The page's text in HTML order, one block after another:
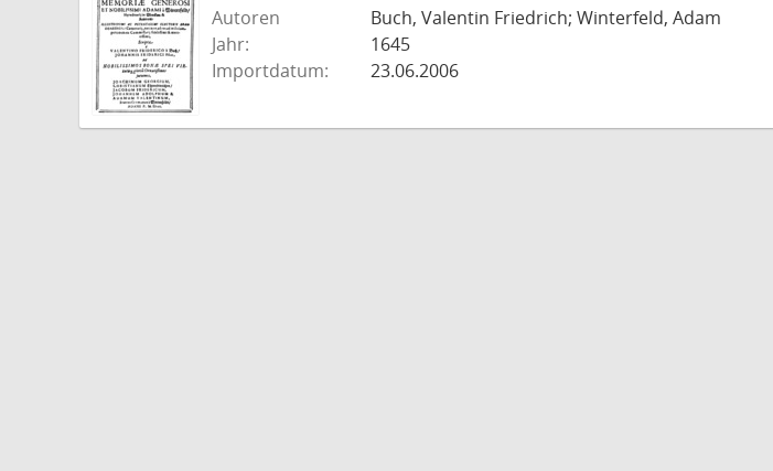
Autoren
Buch, Valentin Friedrich; Winterfeld, Adam
Jahr:
1645
Importdatum:
23.06.2006